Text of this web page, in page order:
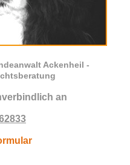
Ackenheil -
an